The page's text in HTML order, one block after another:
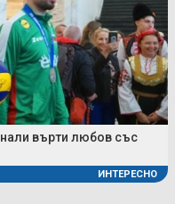
върти любов със
ИНТЕРЕСНО